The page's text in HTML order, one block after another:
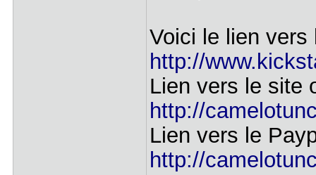
Voici le lien
http://
Lien vers le
http://
Lien vers le
http://